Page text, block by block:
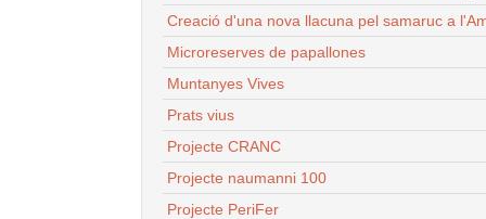
Creació d'una nova llacuna pel samaruc a
Microreserves de papallones
Muntanyes Vives
Prats vius
Projecte CRANC
Projecte naumanni 100
Projecte PeriFer